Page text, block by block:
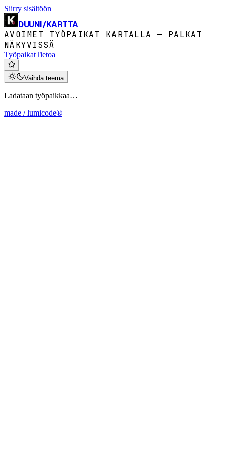
Siirry sisältöön
DUUNI/KARTTA
AVOIMET TYÖPAIKAT KARTALLA — PALKAT
NÄKYVISSÄ
TyöpaikatTietoa
Vaihda teema
Ladataan työpaikkaa…
made / lumicode®